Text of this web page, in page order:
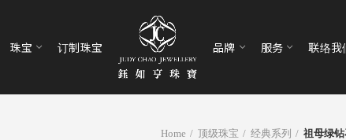
珠宝 订制珠宝 品牌 服务 联络我
Home 顶级珠宝 经典系列 祖母绿